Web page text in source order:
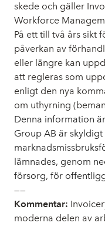
skede och gäller
Workforce
På ett till två års sikt
påverkan av
eller längre kan
att regleras som
enligt den nya
om uthyrning
Denna information
Group AB är
lämnades, genom
försorg, för
——
Kommentar:
moderna delen av